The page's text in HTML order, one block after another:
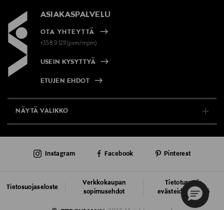
ASIAKASPALVELU
OTA YHTEYTTÄ
+358 9 1211(pvm/mpm)
USEIN KYSYTTYÄ
ETUJEN EHDOT
NÄYTÄ VALIKKO
AJANKOHTAISTA
Tietosuojaseloste
Verkkokaupan
sopimusehdot
Tietoturva ja
evästeiden käyttö
Instagram Facebook Pinterest